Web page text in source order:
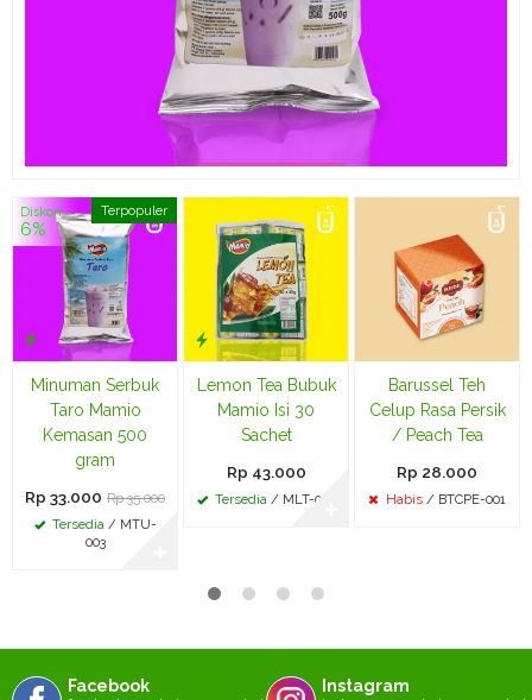
Terpopuler
Diskon
6%
Minuman Serbuk
Taro Mamio
Kemasan 500
gram
Rp 33.000 Rp 35.000
Tersedia/ MTU-
003
Lemon Tea Bubuk
Mamio Isi 30
Sachet
Rp 43.000
Tersedia/ MLT-002
Barussel Teh
Celup Rasa Persik
/ Peach Tea
Rp 28.000
Habis / BTCPE-001
Facebook Instagram